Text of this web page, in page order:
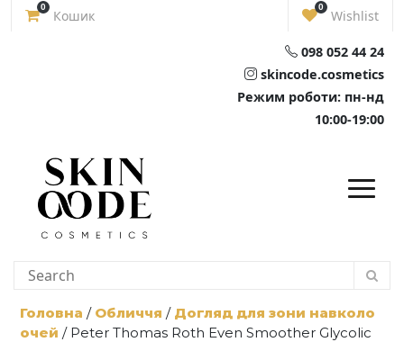
Skip
0
Кошик
0
Wishlist
098 052 44 24
skincode.cosmetics
Режим роботи: пн-нд
10:00-19:00
Головна / Обличчя / Догляд для зони навколо
очей / Peter Thomas Roth Even Smoother Glycolic